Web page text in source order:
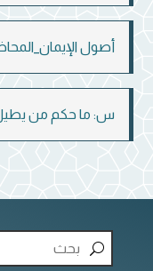
أصول
س: ما حكم من يطيل